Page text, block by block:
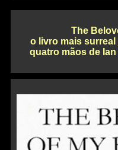
The
o livro mais
quatro mãos de